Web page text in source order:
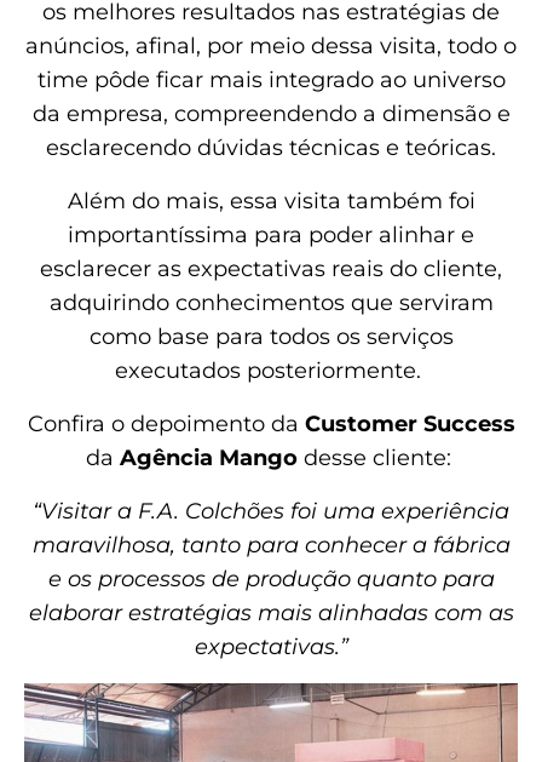
os melhores resultados nas estratégias de
anúncios, afinal, por meio dessa visita, todo o
time pôde ficar mais integrado ao universo
da empresa, compreendendo a dimensão e
esclarecendo dúvidas técnicas e teóricas.
Além do mais, essa visita também foi
importantíssima para poder alinhar e
esclarecer as expectativas reais do cliente,
adquirindo conhecimentos que serviram
como base para todos os serviços
executados posteriormente.
Confira o depoimento da Customer Success
da Agência Mangodesse cliente:
“Visitar a F.A. Colchões foi uma experiência
maravilhosa, tanto para conhecer a fábrica
e os processos de produção quanto para
elaborar estratégias mais alinhadas com as
expectativas.”